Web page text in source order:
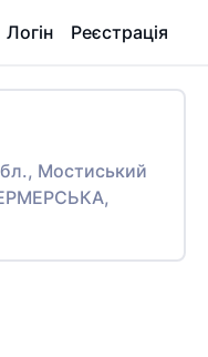
Логін Реєстрація
Мостиський